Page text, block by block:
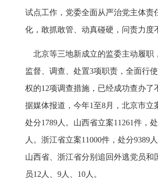
试点工作，党委全面从严治党主体责
化，敢抓敢管、动真碰硬，问责力度
北京等三地新成立的监委主动履职
监督、调查、处置3项职责，全面行
权的12项调查措施，已经成功查办了
据媒体报道，今年1至8月，北京市立
处分1789人。山西省立案11261件，
人。浙江省立案11000件，处分9389
山西省、浙江省分别追回外逃党员和
员12人、9人、10人。